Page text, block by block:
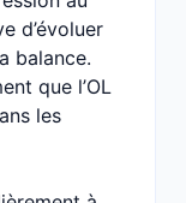
d’évoluer
balance.
que l’OL
les